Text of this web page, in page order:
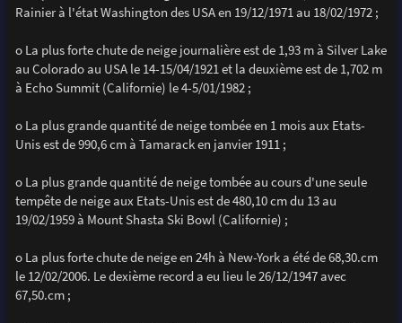
Rainier à l'état Washington des USA en 19/12/1971 au 18/02/1972 ;
o La plus forte chute de neige journalière est de 1,93 m à Silver Lake
au Colorado au USA le 14-15/04/1921 et la deuxième est de 1,702 m
à Echo Summit (Californie) le 4-5/01/1982 ;
o La plus grande quantité de neige tombée en 1 mois aux Etats-
Unis est de 990,6 cm à Tamarack en janvier 1911 ;
o La plus grande quantité de neige tombée au cours d'une seule
tempête de neige aux Etats-Unis est de 480,10 cm du 13 au
19/02/1959 à Mount Shasta Ski Bowl (Californie) ;
o La plus forte chute de neige en 24h à New-York a été de 68,30.cm
le 12/02/2006. Le dexième record a eu lieu le 26/12/1947 avec
67,50.cm ;